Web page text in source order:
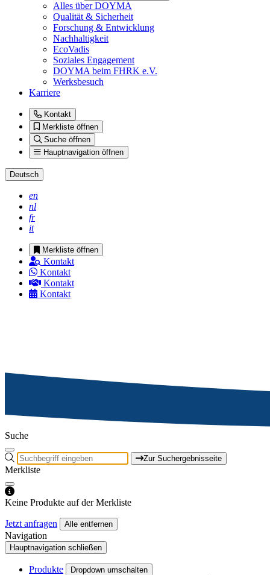
Alles über DOYMA
Qualität & Sicherheit
Forschung & Entwicklung
Nachhaltigkeit
EcoVadis
Soziales Engagement
DOYMA beim FHRK e.V.
Werksbesuch
Karriere
Kontakt
Merkliste öffnen
Suche öffnen
Hauptnavigation öffnen
Deutsch
en
nl
fr
it
Merkliste öffnen
Kontakt
Kontakt
Kontakt
Kontakt
Suche
Zur Suchergebnisseite
Merkliste
Keine Produkte auf der Merkliste
Jetzt anfragen Alle entfernen
Navigation
Hauptnavigation schließen
Produkte Dropdown umschalten